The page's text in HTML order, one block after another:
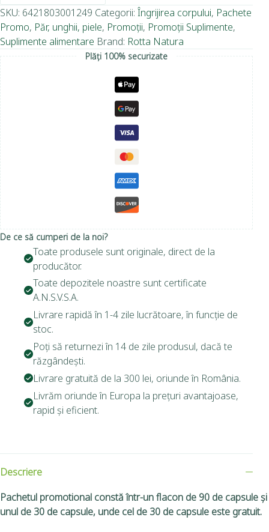
SKU: 6421803001249 Categorii: Îngrijirea corpului, Pachete
Promo, Păr, unghii, piele, Promoții, Promoții Suplimente,
Suplimente alimentare Brand: Rotta Natura
Plăți 100% securizate
De ce să cumperi de la noi?
Toate produsele sunt originale, direct de la
producător.
Toate depozitele noastre sunt certificate
A.N.S.V.S.A.
Livrare rapidă în 1-4 zile lucrătoare, în funcție de
stoc.
Poți să returnezi în 14 de zile produsul, dacă te
răzgândești.
Livrare gratuită de la 300 lei, oriunde în România.
Livrăm oriunde în Europa la prețuri avantajoase,
rapid și eficient.
Descriere
Pachetul promotional constă într-un flacon de 90 de capsule și
unul de 30 de capsule, unde cel de 30 de capsule este gratuit.